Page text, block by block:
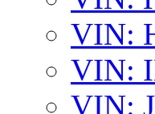
VIN:
VIN:
VIN: